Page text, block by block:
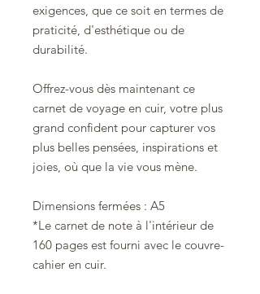
exigences, que ce soit en termes de
praticité, d'esthétique ou de
durabilité.
Offrez-vous dès maintenant ce
carnet de voyage en cuir, votre plus
grand confident pour capturer vos
plus belles pensées, inspirations et
joies, où que la vie vous mène.
Dimensions fermées : A5
*Le carnet de note à l'intérieur de
160 pages est fourni avec le couvre-
cahier en cuir.